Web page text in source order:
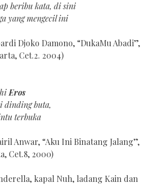
beribu kata, di sini
yang mengecil ini
Djoko Damono, “DukaMu Abadi”,
Cet.2. 2004)
Eros
dinding buta,
terbuka
Anwar, “Aku Ini Binatang Jalang”,
Cet.8, 2000)
kapal Nuh, ladang Kain dan